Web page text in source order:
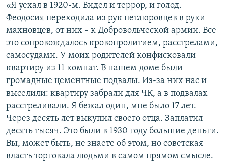
«Я уехал в 1920-м. Видел и террор, и голод.
Феодосия переходила из рук петлюровцев в руки
махновцев, от них – к Добровольческой армии. Все
это сопровождалось кровопролитием, расстрелами,
самосудами. У моих родителей конфисковали
квартиру из 11 комнат. В нашем доме были
громадные цементные подвалы. Из-за них нас и
выселили: квартиру забрали для ЧК, а в подвалах
расстреливали. Я бежал один, мне было 17 лет.
Через десять лет выкупил своего отца. Заплатил
десять тысяч. Это были в 1930 году большие деньги.
Вы, может быть, не знаете об этом, но советская
власть торговала людьми в самом прямом смысле.